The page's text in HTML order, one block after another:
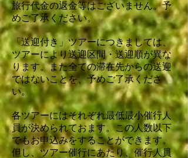
旅行代金の返金等はございません。予
めご了承ください。
「送迎付き」ツアーにつきましては、
ツアーにより送迎区間・送迎順が異な
ります。また全ての滞在先からの送迎
ではないことを、予めご了承くださ
い。
各ツアーにはそれぞれ最低最小催行人
員が決められておます。この人数以下
でもお申込みをすることができます。
但し、ツアー催行にあたり、催行人員